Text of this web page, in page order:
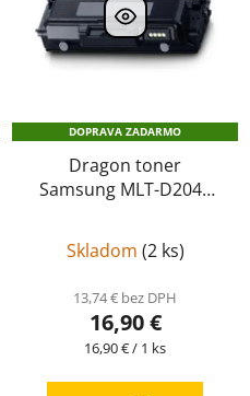
DOPRAVA ZADARMO
Dragon toner
Samsung MLT-D204L
Skladom (2 ks)
13,74 € bez DPH
16,90 €
Jednotková
16,90 € / 1 ks